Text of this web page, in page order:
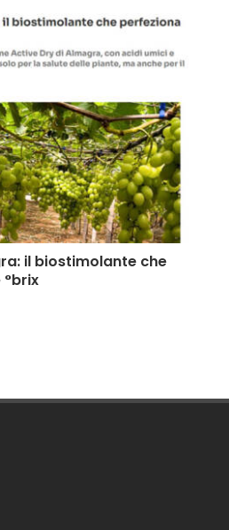
il biostimolante che